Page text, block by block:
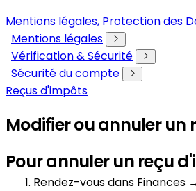
Mentions légales, Protection des
Mentions légales
Vérification & Sécurité
Sécurité du compte
Reçus d'impôts
Modifier ou annuler un
Pour annuler un reçu
Rendez-vous dans Finances